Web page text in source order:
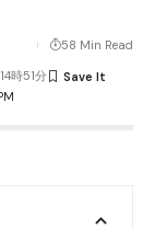
時51分
58 Min Read